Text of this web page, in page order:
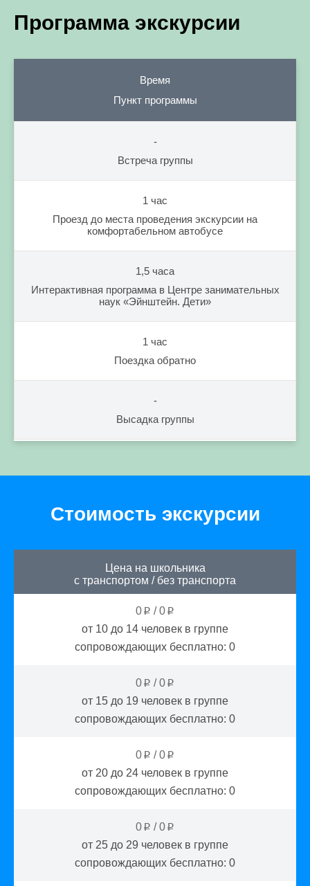
Программа экскурсии
Время
Пункт программы
-
Встреча группы
1 час
Проезд до места проведения экскурсии на
комфортабельном автобусе
1,5 часа
Интерактивная программа в Центре занимательных
наук «Эйнштейн. Дети»
1 час
Поездка обратно
-
Высадка группы
Стоимость экскурсии
Цена на школьника
с транспортом / без транспорта
0 p /0 p
от 10 до 14 человек в группе
сопровождающих бесплатно: 0
0 p /0 p
от 15 до 19 человек в группе
сопровождающих бесплатно: 0
0 p /0 p
от 20 до 24 человек в группе
сопровождающих бесплатно: 0
0 p /0 p
от 25 до 29 человек в группе
сопровождающих бесплатно: 0